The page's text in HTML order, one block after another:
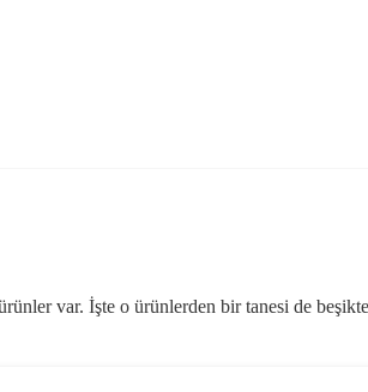
var. İşte o ürünlerden bir tanesi de